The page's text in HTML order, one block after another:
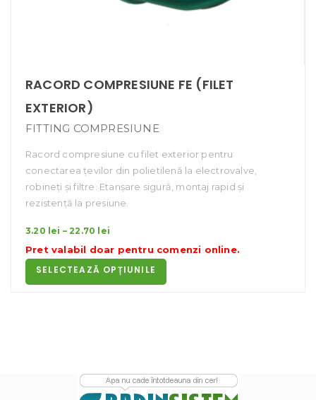
RACORD COMPRESIUNE FE (FILET
EXTERIOR)
FITTING COMPRESIUNE
Racord compresiune cu filet exterior pentru
conectarea țevilor din polietilenă la electrovalve,
robineți și filtre. Etanșare sigură, montaj rapid și
rezistență la presiune.
3.20 lei – 22.70 lei
prețuri:
3.20 lei
până
Pret valabil doar pentru comenzi online.
SELECTEAZĂ OPȚIUNILE